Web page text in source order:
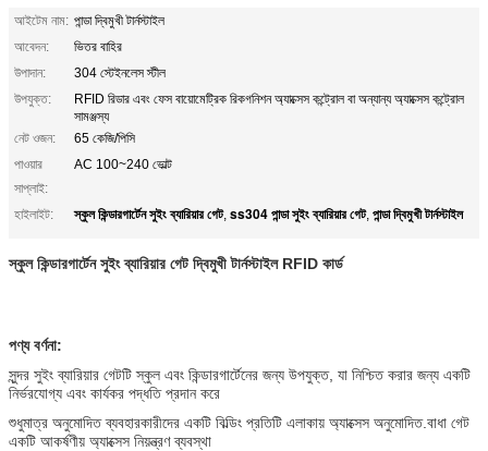
আইটেম নাম: পান্ডা দ্বিমুখী টার্নস্টাইল
আবেদন:
ভিতর বাহির
উপাদান:
304 স্টেইনলেস স্টীল
উপযুক্ত:
RFID রিডার এবং ফেস বায়োমেট্রিক রিকগনিশন অ্যাক্সেস কন্ট্রোল বা অন্যান্য অ্যাক্সেস কন্ট্রোল
সামঞ্জস্য
নেট ওজন:
65 কেজি/পিসি
পাওয়ার
সাপ্লাই:
AC 100~240 ভোল্ট
হাইলাইট: স্কুল কিন্ডারগার্টেন সুইং ব্যারিয়ার গেট, ss304 পান্ডা সুইং ব্যারিয়ার গেট, পান্ডা দ্বিমুখী টার্নস্টাইল
স্কুল কিন্ডারগার্টেন সুইং ব্যারিয়ার গেট দ্বিমুখী টার্নস্টাইল RFID কার্ড
পণ্য বর্ণনা:
সুন্দর সুইং ব্যারিয়ার গেটটি স্কুল এবং কিন্ডারগার্টেনের জন্য উপযুক্ত, যা নিশ্চিত করার জন্য একটি
নির্ভরযোগ্য এবং কার্যকর পদ্ধতি প্রদান করে
শুধুমাত্র অনুমোদিত ব্যবহারকারীদের একটি বিল্ডিং প্রতিটি এলাকায় অ্যাক্সেস অনুমোদিত.বাধা গেট
একটি আকর্ষণীয় অ্যাক্সেস নিয়ন্ত্রণ ব্যবস্থা